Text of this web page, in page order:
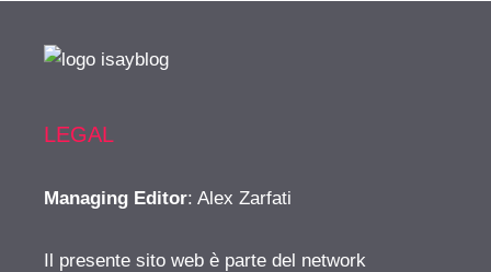
LEGAL
Managing Editor: Alex Zarfati
Il presente sito web è parte del network